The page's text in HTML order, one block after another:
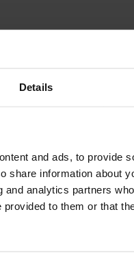
Details
and ads, to provide
share information about
and analytics partners
to them or that
finden Sie die
Zertifikate
Start.